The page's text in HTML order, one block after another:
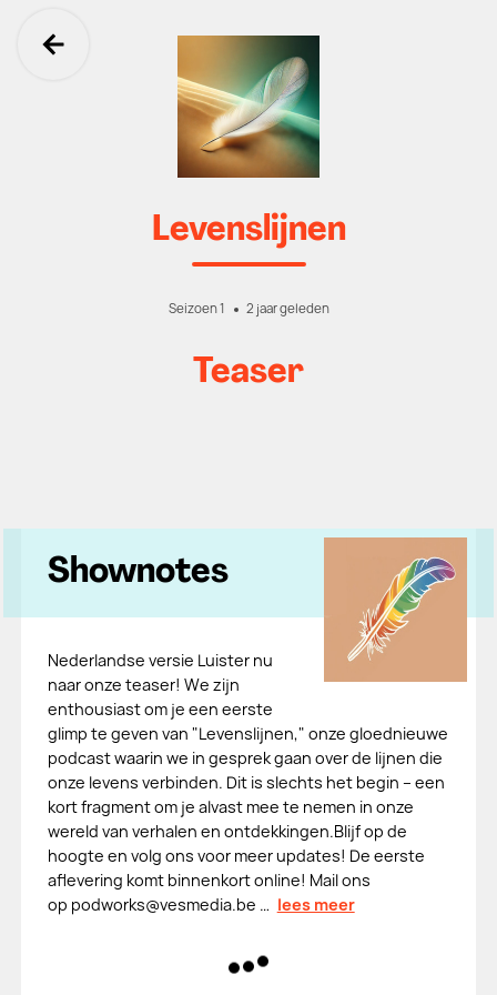
Ga terug
Levenslijnen
Seizoen 1 2 jaar geleden
Teaser
Shownotes
Nederlandse versie Luister nu
naar onze teaser! We zijn
enthousiast om je een eerste
glimp te geven van "Levenslijnen," onze gloednieuwe
podcast waarin we in gesprek gaan over de lijnen die
onze levens verbinden. Dit is slechts het begin – een
kort fragment om je alvast mee te nemen in onze
wereld van verhalen en ontdekkingen.Blijf op de
hoogte en volg ons voor meer updates! De eerste
aflevering komt binnenkort online! Mail ons
op podworks@vesmedia.be … lees meer